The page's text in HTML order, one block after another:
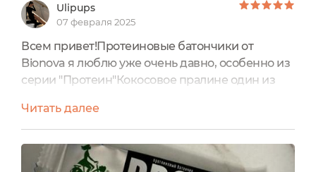
Ulipups
07 февраля 2025
Всем привет!Протеиновые батончики от
Bionova я люблю уже очень давно, особенно из
серии "Протеин"Кокосовое пралине один из
отзыв свой.Главное преимущество - это, что тут
вообще нет сахара, очень мало углеводов, а еще
батончик совсем не калорийный, хотя сытный
очень.В составе протеина целых 33%!
Читать далее